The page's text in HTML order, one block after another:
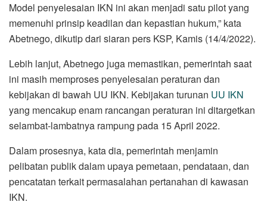
Model penyelesaian IKN ini akan menjadi satu pilot yang
memenuhi prinsip keadilan dan kepastian hukum,” kata
Abetnego, dikutip dari siaran pers KSP, Kamis (14/4/2022).
Lebih lanjut, Abetnego juga memastikan, pemerintah saat
ini masih memproses penyelesaian peraturan dan
kebijakan di bawah UU IKN. Kebijakan turunan UU IKN
yang mencakup enam rancangan peraturan ini ditargetkan
selambat-lambatnya rampung pada 15 April 2022.
Dalam prosesnya, kata dia, pemerintah menjamin
pelibatan publik dalam upaya pemetaan, pendataan, dan
pencatatan terkait permasalahan pertanahan di kawasan
IKN.